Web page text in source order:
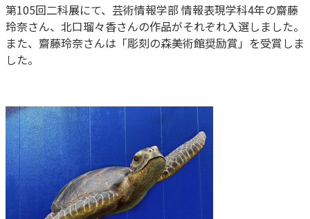
第105回二科展にて、芸術情報学部 情報表現学科4年の齋藤
玲奈さん、北口瑠々香さんの作品がそれぞれ入選しました。
また、齋藤玲奈さんは「彫刻の森美術館奨励賞」を受賞しま
した。